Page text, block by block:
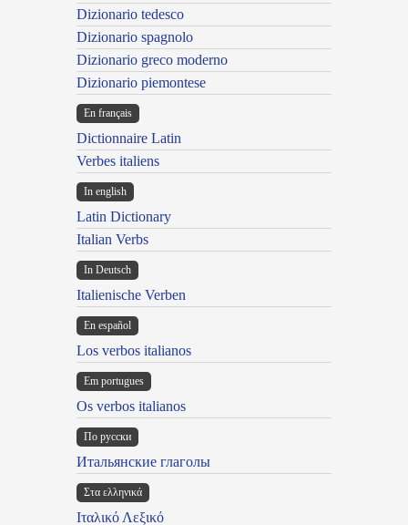
Dizionario tedesco
Dizionario spagnolo
Dizionario greco moderno
Dizionario piemontese
En français
Dictionnaire Latin
Verbes italiens
In english
Latin Dictionary
Italian Verbs
In Deutsch
Italienische Verben
En español
Los verbos italianos
Em portugues
Os verbos italianos
По русски
Итальянские глаголы
Στα ελληνικά
Ιταλικό Λεξικό